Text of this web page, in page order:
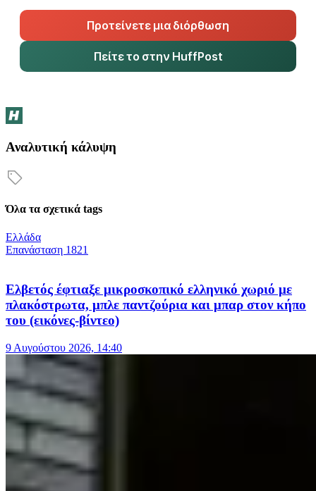
Προτείνετε μια διόρθωση
Πείτε το στην HuffPost
Αναλυτική κάλυψη
Όλα τα σχετικά tags
Ελλάδα
Επανάσταση 1821
Ελβετός έφτιαξε μικροσκοπικό ελληνικό χωριό με
πλακόστρωτα, μπλε παντζούρια και μπαρ στον κήπο
του (εικόνες-βίντεο)
9 Αυγούστου 2026, 14:40